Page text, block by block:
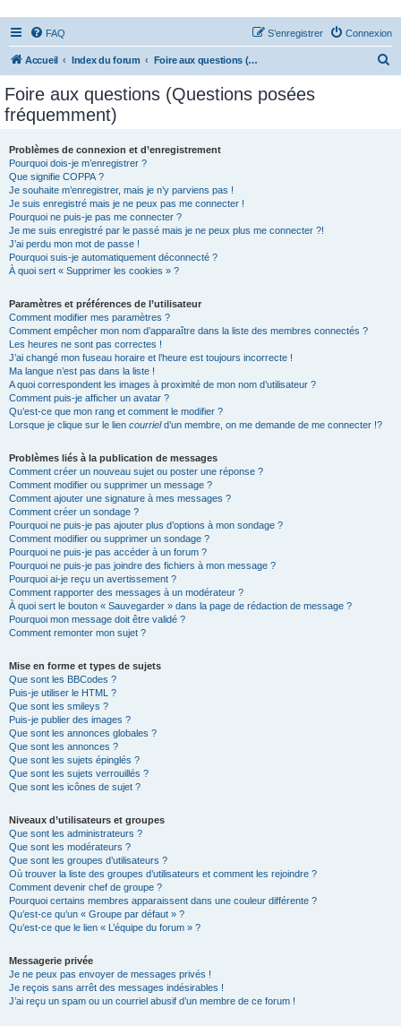
FAQ Connexion
S’enregistrer
Accueil Index du forum Foire aux questions (Questions posées fréquemment)
Foire aux questions (Questions posées
fréquemment)
Problèmes de connexion et d’enregistrement
Pourquoi dois-je m’enregistrer ?
Que signifie COPPA ?
Je souhaite m’enregistrer, mais je n’y parviens pas !
Je suis enregistré mais je ne peux pas me connecter !
Pourquoi ne puis-je pas me connecter ?
Je me suis enregistré par le passé mais je ne peux plus me connecter ?!
J’ai perdu mon mot de passe !
Pourquoi suis-je automatiquement déconnecté ?
À quoi sert « Supprimer les cookies » ?
Paramètres et préférences de l’utilisateur
Comment modifier mes paramètres ?
Comment empêcher mon nom d’apparaître dans la liste des membres connectés ?
Les heures ne sont pas correctes !
J’ai changé mon fuseau horaire et l’heure est toujours incorrecte !
Ma langue n’est pas dans la liste !
A quoi correspondent les images à proximité de mon nom d’utilisateur ?
Comment puis-je afficher un avatar ?
Qu’est-ce que mon rang et comment le modifier ?
Lorsque je clique sur le lien courrield’un membre, on me demande de me connecter !?
Problèmes liés à la publication de messages
Comment créer un nouveau sujet ou poster une réponse ?
Comment modifier ou supprimer un message ?
Comment ajouter une signature à mes messages ?
Comment créer un sondage ?
Pourquoi ne puis-je pas ajouter plus d’options à mon sondage ?
Comment modifier ou supprimer un sondage ?
Pourquoi ne puis-je pas accéder à un forum ?
Pourquoi ne puis-je pas joindre des fichiers à mon message ?
Pourquoi ai-je reçu un avertissement ?
Comment rapporter des messages à un modérateur ?
À quoi sert le bouton « Sauvegarder » dans la page de rédaction de message ?
Pourquoi mon message doit être validé ?
Comment remonter mon sujet ?
Mise en forme et types de sujets
Que sont les BBCodes ?
Puis-je utiliser le HTML ?
Que sont les smileys ?
Puis-je publier des images ?
Que sont les annonces globales ?
Que sont les annonces ?
Que sont les sujets épinglés ?
Que sont les sujets verrouillés ?
Que sont les icônes de sujet ?
Niveaux d’utilisateurs et groupes
Que sont les administrateurs ?
Que sont les modérateurs ?
Que sont les groupes d’utilisateurs ?
Où trouver la liste des groupes d’utilisateurs et comment les rejoindre ?
Comment devenir chef de groupe ?
Pourquoi certains membres apparaissent dans une couleur différente ?
Qu’est-ce qu’un « Groupe par défaut » ?
Qu’est-ce que le lien « L’équipe du forum » ?
Messagerie privée
Je ne peux pas envoyer de messages privés !
Je reçois sans arrêt des messages indésirables !
J’ai reçu un spam ou un courriel abusif d’un membre de ce forum !